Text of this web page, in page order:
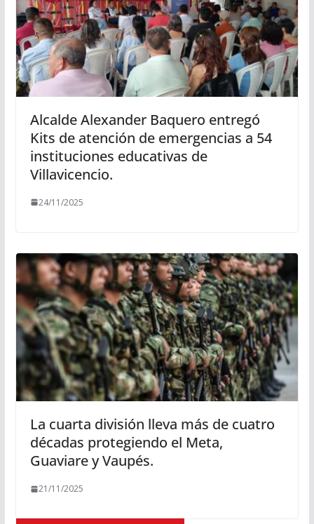
Alcalde Alexander Baquero entregó
Kits de atención de emergencias a 54
instituciones educativas de
Villavicencio.
24/11/2025
La cuarta división lleva más de cuatro
décadas protegiendo el Meta,
Guaviare y Vaupés.
21/11/2025